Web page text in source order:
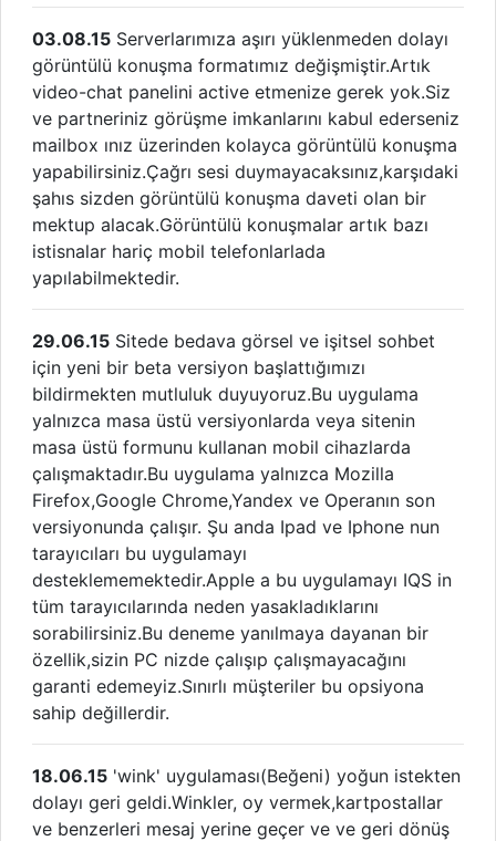
03.08.15 Serverlarımıza aşırı yüklenmeden dolayı
görüntülü konuşma formatımız değişmiştir.Artık
video-chat panelini active etmenize gerek yok.Siz
ve partneriniz görüşme imkanlarını kabul ederseniz
mailbox ınız üzerinden kolayca görüntülü konuşma
yapabilirsiniz.Çağrı sesi duymayacaksınız,karşıdaki
şahıs sizden görüntülü konuşma daveti olan bir
mektup alacak.Görüntülü konuşmalar artık bazı
istisnalar hariç mobil telefonlarlada
yapılabilmektedir.
29.06.15 Sitede bedava görsel ve işitsel sohbet
için yeni bir beta versiyon başlattığımızı
bildirmekten mutluluk duyuyoruz.Bu uygulama
yalnızca masa üstü versiyonlarda veya sitenin
masa üstü formunu kullanan mobil cihazlarda
çalışmaktadır.Bu uygulama yalnızca Mozilla
Firefox,Google Chrome,Yandex ve Operanın son
versiyonunda çalışır. Şu anda Ipad ve Iphone nun
tarayıcıları bu uygulamayı
desteklememektedir.Apple a bu uygulamayı IQS in
tüm tarayıcılarında neden yasakladıklarını
sorabilirsiniz.Bu deneme yanılmaya dayanan bir
özellik,sizin PC nizde çalışıp çalışmayacağını
garanti edemeyiz.Sınırlı müşteriler bu opsiyona
sahip değillerdir.
18.06.15 'wink' uygulaması(Beğeni) yoğun istekten
dolayı geri geldi.Winkler, oy vermek,kartpostallar
ve benzerleri mesaj yerine geçer ve ve geri dönüş